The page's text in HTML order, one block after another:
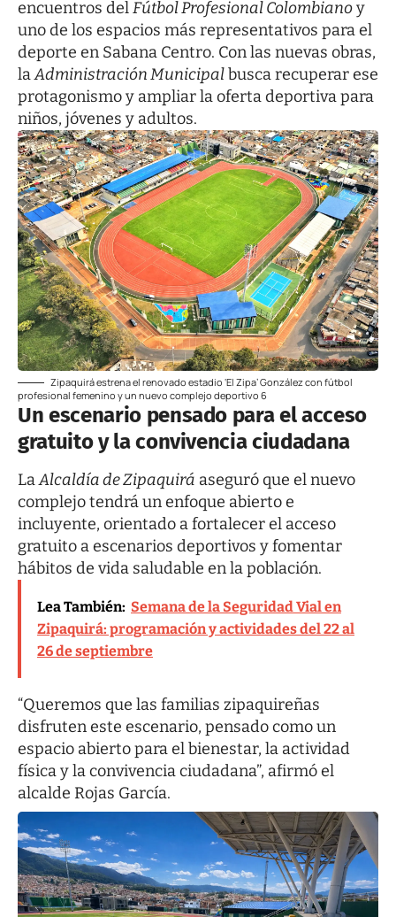
encuentros delFútbol Profesional Colombianoy
uno de los espacios más representativos para el
deporte en Sabana Centro. Con las nuevas obras,
laAdministración Municipalbusca recuperar ese
protagonismo y ampliar la oferta deportiva para
niños, jóvenes y adultos.
Zipaquirá estrena el renovado estadio ‘El Zipa’ González con fútbol
profesional femenino y un nuevo complejo deportivo 6
Un escenario pensado para el acceso
gratuito y la convivencia ciudadana
LaAlcaldía de Zipaquirá aseguró que el nuevo
complejo tendrá un enfoque abierto e
incluyente, orientado a fortalecer el acceso
gratuito a escenarios deportivos y fomentar
hábitos de vida saludable en la población.
Lea También: Semana de la Seguridad Vial en
Zipaquirá: programación y actividades del 22 al
26 de septiembre
“Queremos que las familias zipaquireñas
disfruten este escenario, pensado como un
espacio abierto para el bienestar, la actividad
física y la convivencia ciudadana”, afirmó el
alcalde Rojas García.